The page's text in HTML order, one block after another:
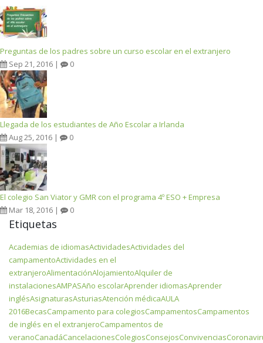
Preguntas de los padres sobre un curso escolar en el extranjero
Sep 21, 2016 |
0
Llegada de los estudiantes de Año Escolar a Irlanda
Aug 25, 2016 |
0
El colegio San Viator y GMR con el programa 4º ESO + Empresa
Mar 18, 2016 |
0
Etiquetas
Academias de idiomasActividadesActividades del
campamentoActividades en el
extranjeroAlimentaciónAlojamientoAlquiler de
instalacionesAMPASAño escolarAprender idiomasAprender
inglésAsignaturasAsturiasAtención médicaAULA
2016BecasCampamento para colegiosCampamentosCampamentos
de inglés en el extranjeroCampamentos de
veranoCanadáCancelacionesColegiosConsejosConvivencias